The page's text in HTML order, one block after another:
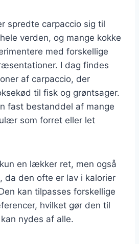
spredte carpaccio sig til
verden, og mange kokke
med forskellige
I dag findes
af carpaccio, der
til fisk og grøntsager.
fast bestanddel af mange
som forret eller let
en lækker ret, men også
da den ofte er lav i kalorier
kan tilpasses forskellige
hvilket gør den til
nydes af alle.